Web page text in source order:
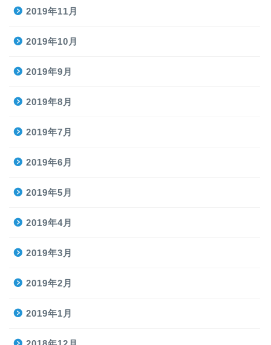
2019年11月
2019年10月
2019年9月
2019年8月
2019年7月
2019年6月
2019年5月
2019年4月
2019年3月
2019年2月
2019年1月